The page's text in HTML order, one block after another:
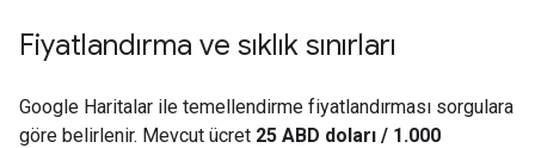
Fiyatlandırma ve sıklık sınırları
Google Haritalar ile temellendirme fiyatlandırması sorgulara
göre belirlenir. Mevcut ücret 25 ABD doları / 1.000